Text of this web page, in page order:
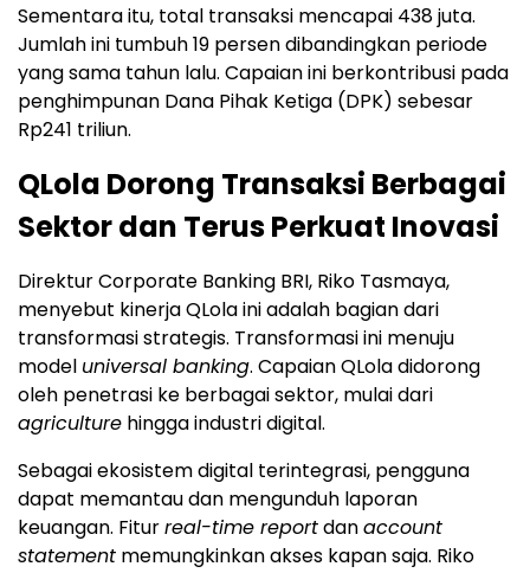
Sementara itu, total transaksi mencapai 438 juta.
Jumlah ini tumbuh 19 persen dibandingkan periode
yang sama tahun lalu. Capaian ini berkontribusi pada
penghimpunan Dana Pihak Ketiga (DPK) sebesar
Rp241 triliun.
QLola Dorong Transaksi Berbagai
Sektor dan Terus Perkuat Inovasi
Direktur Corporate Banking BRI, Riko Tasmaya,
menyebut kinerja QLola ini adalah bagian dari
transformasi strategis. Transformasi ini menuju
model universal banking. Capaian QLola didorong
oleh penetrasi ke berbagai sektor, mulai dari
agriculture hingga industri digital.
Sebagai ekosistem digital terintegrasi, pengguna
dapat memantau dan mengunduh laporan
keuangan. Fiturreal-time reportdanaccount
statement memungkinkan akses kapan saja. Riko